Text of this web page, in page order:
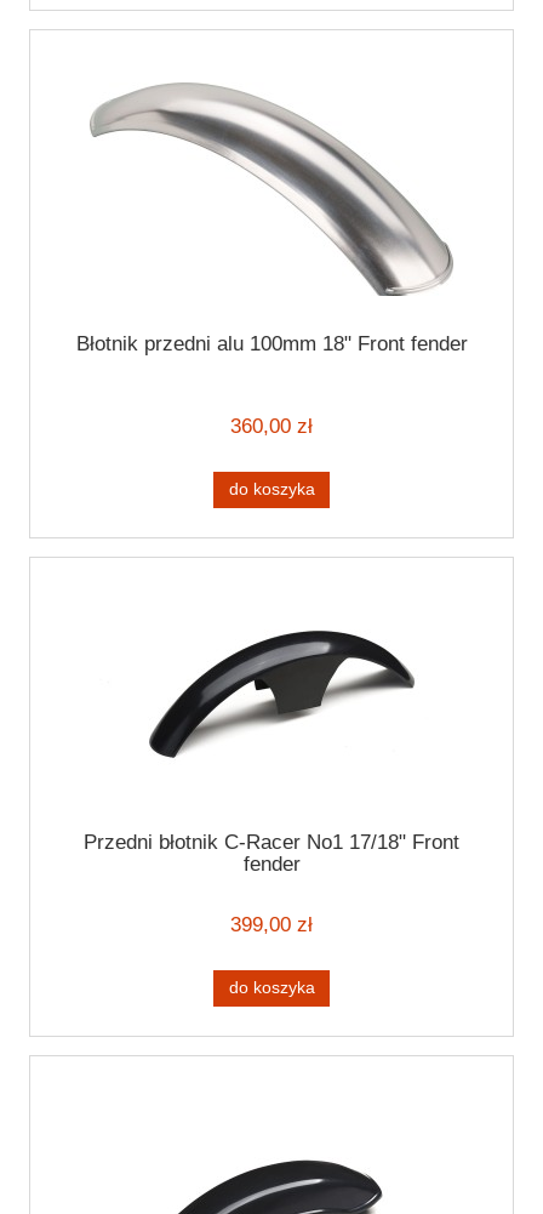
Błotnik przedni alu 100mm 18" Front fender
360,00 zł
do koszyka
Przedni błotnik C-Racer No1 17/18" Front
fender
399,00 zł
do koszyka